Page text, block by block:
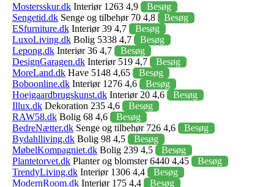
Mostersskur.dk Interiør 1263 4,9
Besøg
Sengetid.dk Senge og tilbehør 70 4,8
Besøg
ESfurniture.dk Interiør 39 4,7
Besøg
LuxoLiving.dk Bolig 5338 4,7
Besøg
Lepong.dk Interiør 36 4,7
Besøg
DesignGaragen.dk Interiør 519 4,7
Besøg
MoreLand.dk Have 5148 4,65
Besøg
Boboonline.dk Interiør 1276 4,6
Besøg
Hoejgaardbrugskunst.dk Interiør 20 4,6
Besøg
Illux.dk Dekoration 235 4,6
Besøg
RAW58.dk Bolig 68 4,6
Besøg
BedreNætter.dk Senge og tilbehør 726 4,6
Besøg
Bydahlliving.dk Bolig 98 4,5
Besøg
MøbelKompagniet.dk Bolig 239 4,5
Besøg
Plantetorvet.dk Planter og blomster 6440 4,45
Besøg
TrendyLiving.dk Interiør 1306 4,4
Besøg
ModernRoom.dk Interiør 175 4,4
Besøg